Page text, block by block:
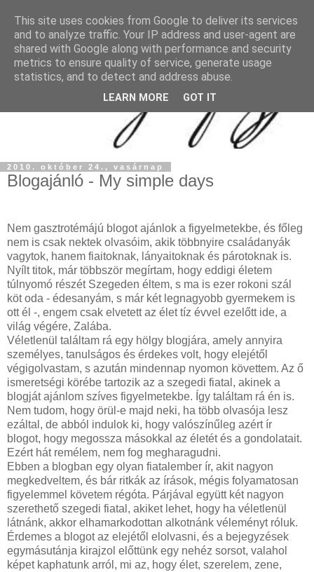
2010. október 24., vasárnap
Blogajánló - My simple days
Nem gasztrotémájú blogot ajánlok a figyelmetekbe, és főleg
nem is csak nektek olvasóim, akik többnyire családanyák
vagytok, hanem fiaitoknak, lányaitoknak és párotoknak is.
Nyílt titok, már többször megírtam, hogy eddigi életem
túlnyomó részét Szegeden éltem, s ma is ezer rokoni szál
köt oda - édesanyám, s már két legnagyobb gyermekem is
ott él -, engem csak elvetett az élet tíz évvel ezelőtt ide, a
világ végére, Zalába.
Véletlenül találtam rá egy hölgy blogjára, amely annyira
személyes, tanulságos és érdekes volt, hogy elejétől
végigolvastam, s azután mindennap nyomon követtem. Az ő
ismeretségi körébe tartozik az a szegedi fiatal, akinek a
blogját ajánlom szíves figyelmetekbe. Így találtam rá én is.
Nem tudom, hogy örül-e majd neki, ha több olvasója lesz
ezáltal, de abból indulok ki, hogy valószínűleg azért ír
blogot, hogy megossza másokkal az életét és a gondolatait.
Ezért hát remélem, nem fog megharagudni.
Ebben a blogban egy olyan fiatalember ír, akit nagyon
megkedveltem, és bár ritkák az írások, mégis folyamatosan
figyelemmel követem régóta. Párjával együtt két nagyon
szerethető szegedi fiatal, akiket lehet, hogy ha véletlenül
látnánk, akkor elhamarkodottan alkotnánk véleményt róluk.
Érdemes a blogot az elejétől elolvasni, és a bejegyzések
egymásutánja kirajzol előttünk egy nehéz sorsot, valahol
képet kaphatunk arról, mi az, hogy élet, szerelem, zene,
This site uses cookies from Google to deliver its services
and to analyze traffic. Your IP address and user-agent are
shared with Google along with performance and security
metrics to ensure quality of service, generate usage
statistics, and to detect and address abuse.
LEARN MORE GOT IT